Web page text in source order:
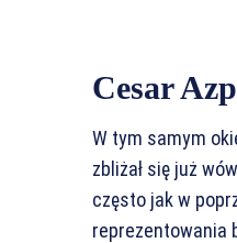
Cesar
W tym samym
zbliżał się już
często jak w
reprezentowania